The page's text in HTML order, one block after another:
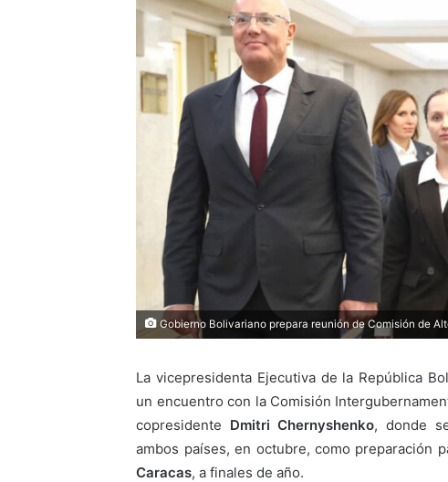
Gobierno Bolivariano prepara reunión de Comisión de
La vicepresidenta Ejecutiva de la República
un encuentro con la Comisión
copresidente Dmitri Chernyshenko, donde
ambos países, en octubre, como preparación
Caracas, a finales de año.